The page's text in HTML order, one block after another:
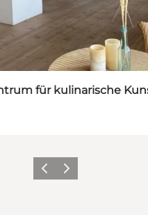
für kulinarische
ZurückWeiter